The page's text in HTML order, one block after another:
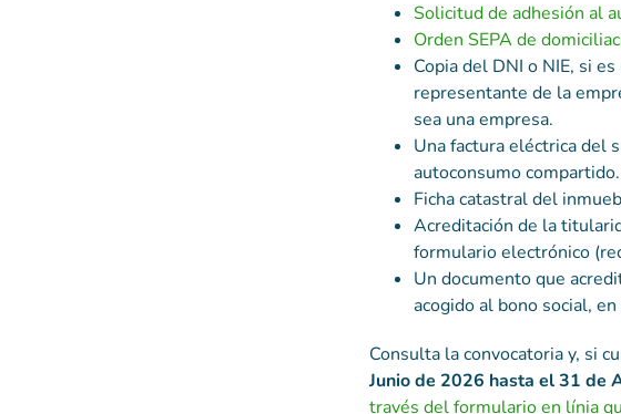
Solicitud de adhesión al
Orden SEPA de
Copia del DNI o NIE, si
representante de la
sea una empresa.
Una factura eléctrica del
autoconsumo compartido.
Ficha catastral del
Acreditación de la
formulario electrónico
Un documento que
acogido al bono social, en
Consulta la convocatoria y, si
Junio de 2026 hasta el 31 de
través del formulario en línia